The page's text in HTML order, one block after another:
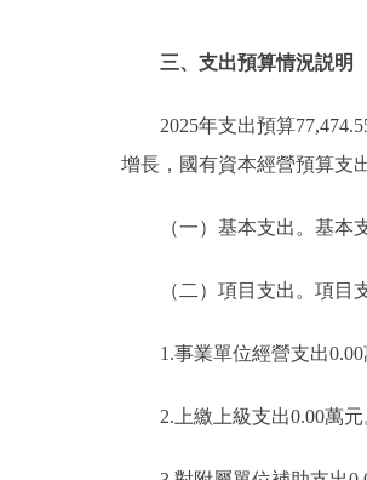
三、支出預算情況説明
2025年支出預算77,474.55
增長，國有資本經營預算支
（一）基本支出。基本支
（二）項目支出。項目支
1.事業單位經營支出0.00
2.上繳上級支出0.00萬元